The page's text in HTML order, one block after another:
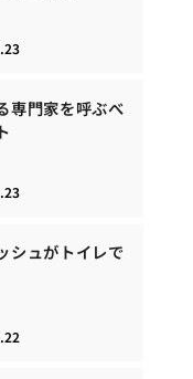
専門家を呼ぶべ
シュがトイレで